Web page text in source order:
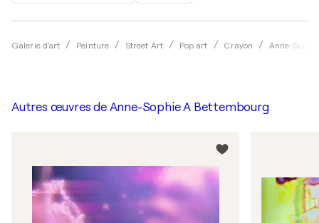
Galerie d'art Peinture Street Art Pop art Crayon Anne-
Autres œuvres de Anne-Sophie A Bettembourg